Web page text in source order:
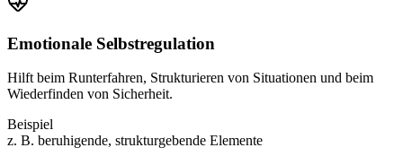
Emotionale Selbstregulation
Hilft beim Runterfahren, Strukturieren von Situationen und beim
Wiederfinden von Sicherheit.
Beispiel
z. B. beruhigende, strukturgebende Elemente